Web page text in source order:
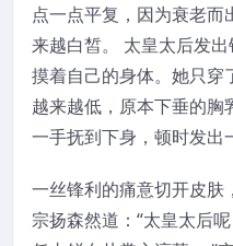
点一点平复，因为衰老
来越白皙。 太皇太后发
摸着自己的身体。她只穿
越来越低，原本下垂的
一手抚到下身，顿时发出
一丝锋利的痛意切开皮肤
宗扬森然道：“太皇太后呢